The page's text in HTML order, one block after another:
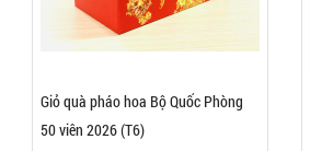
Giỏ quà pháo hoa Bộ Quốc Phòng
50 viên 2026 (T6)